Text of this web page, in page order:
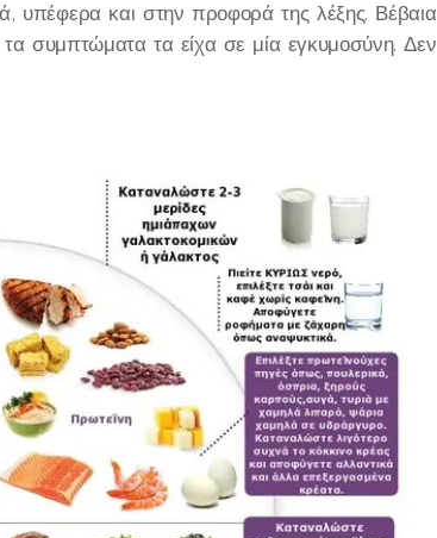
υπέφερα και στην προφορά της λέξης. Βέβαια
συμπτώματα τα είχα σε μία εγκυμοσύνη. Δεν